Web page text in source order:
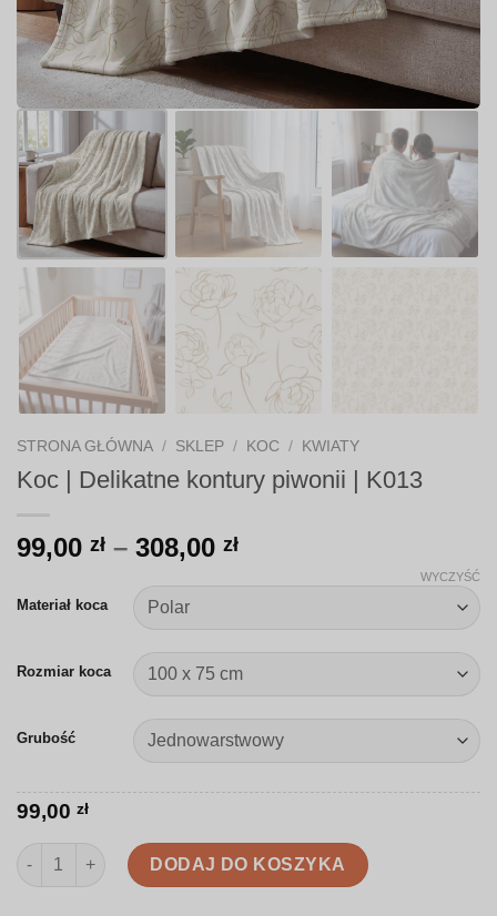
STRONA GŁÓWNA / SKLEP / KOC / KWIATY
Koc | Delikatne kontury piwonii | K013
99,00 zł – 308,00 złZakres
99,00 zł
do
308,00 zł
Materiał koca
Rozmiar koca
Grubość
WYCZYŚĆ
99,00 zł
ilość Koc | Delikatne kontury piwonii | K013
DODAJ DO KOSZYKA